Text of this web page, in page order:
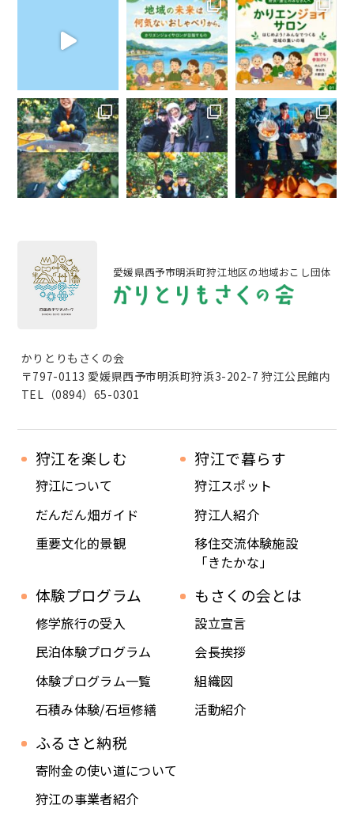
愛媛県西予市明浜町狩江地区の地域おこし団体
かりとりもさくの会
〒797-0113 愛媛県西予市明浜町狩浜3-202-7 狩江公民館内
TEL（0894）65-0301
狩江を楽しむ
狩江について
だんだん畑ガイド
重要文化的景観
狩江で暮らす
狩江スポット
狩江人紹介
移住交流体験施設
「きたかな」
体験プログラム
修学旅行の受入
民泊体験プログラム
体験プログラム一覧
石積み体験/石垣修繕
もさくの会とは
設立宣言
会長挨拶
組織図
活動紹介
ふるさと納税
寄附金の使い道について
狩江の事業者紹介